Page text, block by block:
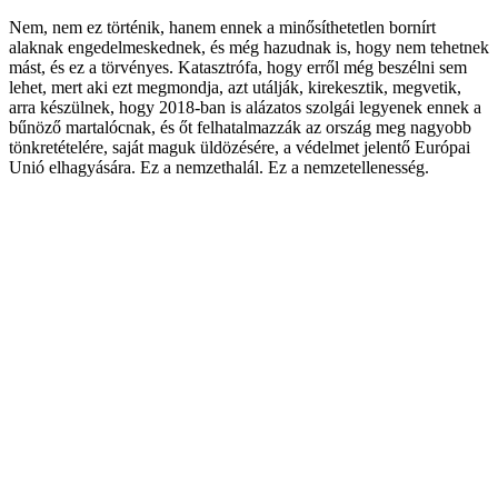
Nem, nem ez történik, hanem ennek a minősíthetetlen bornírt
alaknak engedelmeskednek, és még hazudnak is, hogy nem tehetnek
mást, és ez a törvényes. Katasztrófa, hogy erről még beszélni sem
lehet, mert aki ezt megmondja, azt utálják, kirekesztik, megvetik,
arra készülnek, hogy 2018-ban is alázatos szolgái legyenek ennek a
bűnöző martalócnak, és őt felhatalmazzák az ország meg nagyobb
tönkretételére, saját maguk üldözésére, a védelmet jelentő Európai
Unió elhagyására. Ez a nemzethalál. Ez a nemzetellenesség.